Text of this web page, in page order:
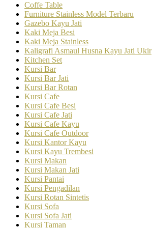
Coffe Table
Furniture Stainless Model Terbaru
Gazebo Kayu Jati
Kaki Meja Besi
Kaki Meja Stainless
Kaligrafi Asmaul Husna Kayu Jati Ukir
Kitchen Set
Kursi Bar
Kursi Bar Jati
Kursi Bar Rotan
Kursi Cafe
Kursi Cafe Besi
Kursi Cafe Jati
Kursi Cafe Kayu
Kursi Cafe Outdoor
Kursi Kantor Kayu
Kursi Kayu Trembesi
Kursi Makan
Kursi Makan Jati
Kursi Pantai
Kursi Pengadilan
Kursi Rotan Sintetis
Kursi Sofa
Kursi Sofa Jati
Kursi Taman